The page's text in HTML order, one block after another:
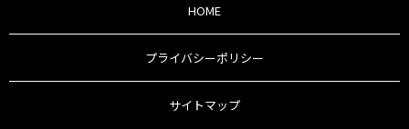
HOME
プライバシーポリシー
サイトマップ